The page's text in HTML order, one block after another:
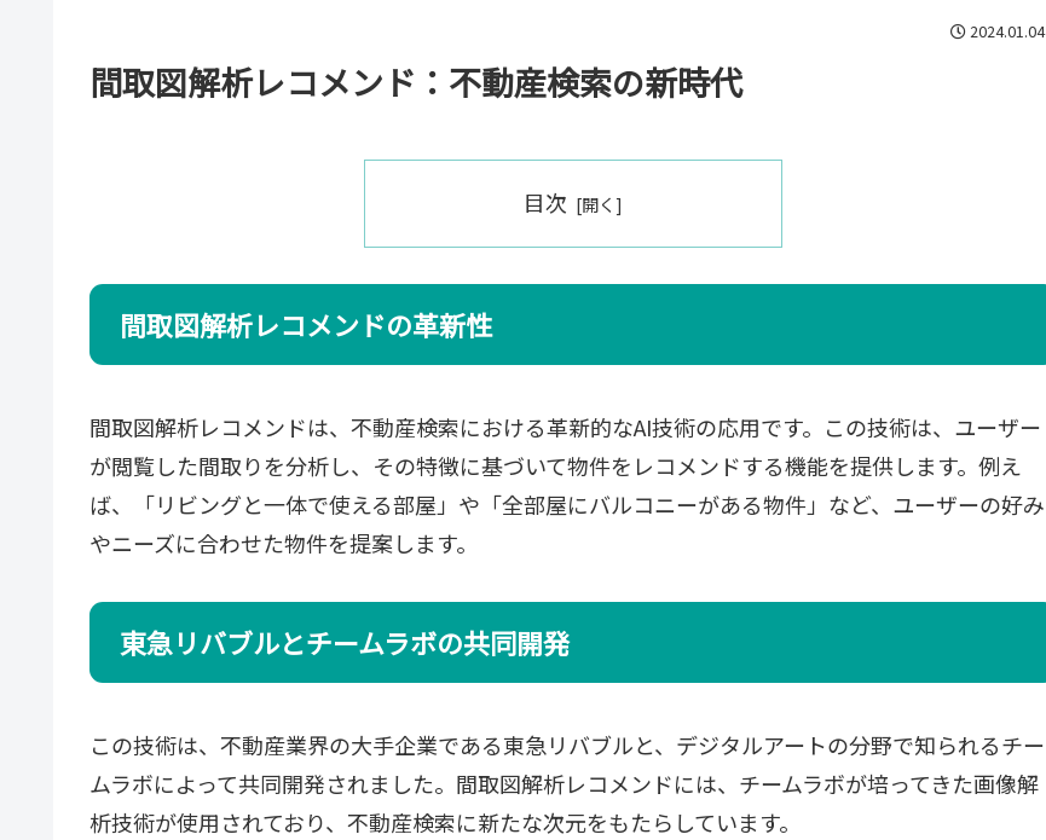
2024.01.04
間取図解析レコメンド：不動産検索の新時代
目次
間取図解析レコメンドの革新性
間取図解析レコメンドは、不動産検索における革新的なAI技術の応用です。この技術は、ユーザー
が閲覧した間取りを分析し、その特徴に基づいて物件をレコメンドする機能を提供します。例え
ば、「リビングと一体で使える部屋」や「全部屋にバルコニーがある物件」など、ユーザーの好み
やニーズに合わせた物件を提案します。
東急リバブルとチームラボの共同開発
この技術は、不動産業界の大手企業である東急リバブルと、デジタルアートの分野で知られるチー
ムラボによって共同開発されました。間取図解析レコメンドには、チームラボが培ってきた画像解
析技術が使用されており、不動産検索に新たな次元をもたらしています。